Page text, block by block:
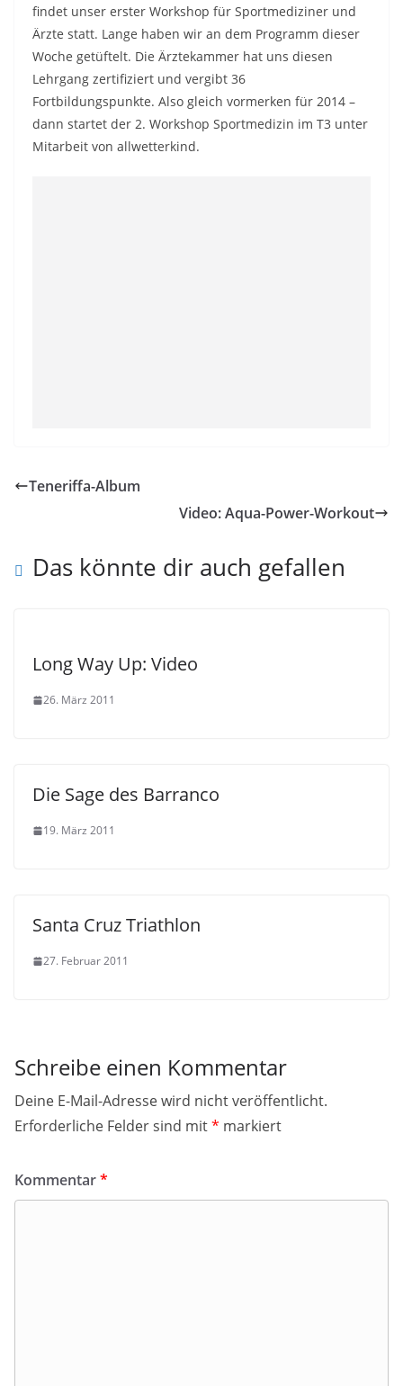
findet unser erster Workshop für Sportmediziner und
Ärzte statt. Lange haben wir an dem Programm dieser
Woche getüftelt. Die Ärztekammer hat uns diesen
Lehrgang zertifiziert und vergibt 36
Fortbildungspunkte. Also gleich vormerken für 2014 –
dann startet der 2. Workshop Sportmedizin im T3 unter
Mitarbeit von allwetterkind.
Teneriffa-Album
Video: Aqua-Power-Workout
Das könnte dir auch gefallen
Long Way Up: Video
26. März 2011
Die Sage des Barranco
19. März 2011
Santa Cruz Triathlon
27. Februar 2011
Schreibe einen Kommentar
Deine E-Mail-Adresse wird nicht veröffentlicht.
Erforderliche Felder sind mit* markiert
Kommentar*